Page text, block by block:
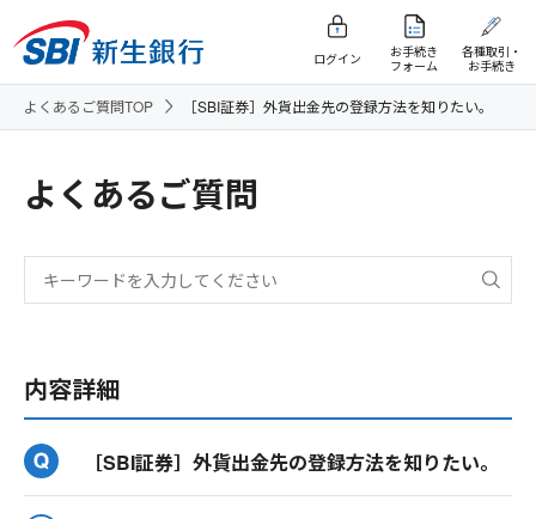
ログイン
お手続き
フォーム
各種取引・
お手続き
よくあるご質問TOP ［SBI証券］外貨出金先の登録方法を知りたい。
よくあるご質問
内容詳細
［SBI証券］外貨出金先の登録方法を知りたい。